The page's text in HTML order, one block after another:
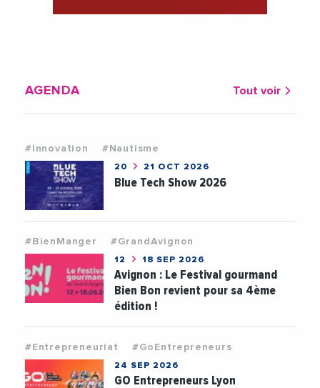
AGENDA Tout voir
#Innovation #Nautisme
20 21 OCT 2026
Blue Tech Show 2026
#BienManger #GrandAvignon
12 18 SEP 2026
Avignon : Le Festival gourmand
Bien Bon revient pour sa 4ème
édition !
#Entrepreneuriat #GoEntrepreneurs
24 SEP 2026
GO Entrepreneurs Lyon